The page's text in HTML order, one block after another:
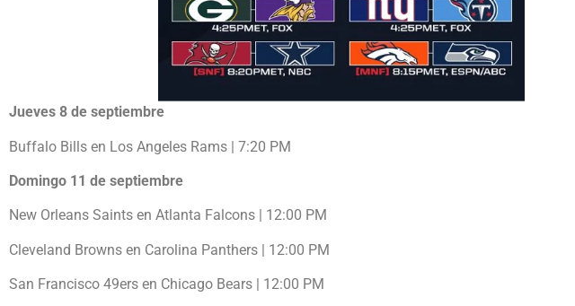
Jueves 8 de septiembre
Buffalo Bills en Los Angeles Rams | 7:20 PM
Domingo 11 de septiembre
New Orleans Saints en Atlanta Falcons | 12:00 PM
Cleveland Browns en Carolina Panthers | 12:00 PM
San Francisco 49ers en Chicago Bears | 12:00 PM